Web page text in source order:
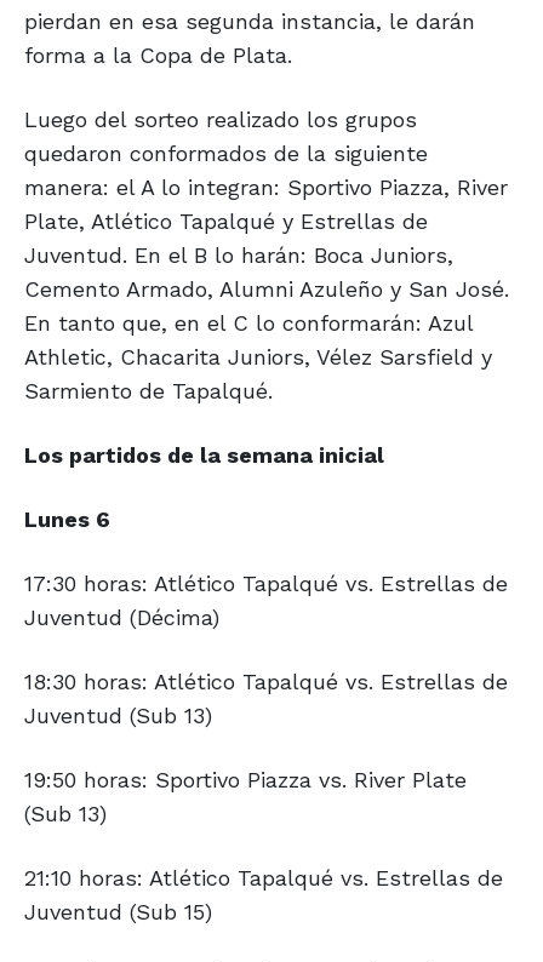
pierdan en esa segunda instancia, le darán
forma a la Copa de Plata.
Luego del sorteo realizado los grupos
quedaron conformados de la siguiente
manera: el A lo integran: Sportivo Piazza, River
Plate, Atlético Tapalqué y Estrellas de
Juventud. En el B lo harán: Boca Juniors,
Cemento Armado, Alumni Azuleño y San José.
En tanto que, en el C lo conformarán: Azul
Athletic, Chacarita Juniors, Vélez Sarsfield y
Sarmiento de Tapalqué.
Los partidos de la semana inicial
Lunes 6
17:30 horas: Atlético Tapalqué vs. Estrellas de
Juventud (Décima)
18:30 horas: Atlético Tapalqué vs. Estrellas de
Juventud (Sub 13)
19:50 horas: Sportivo Piazza vs. River Plate
(Sub 13)
21:10 horas: Atlético Tapalqué vs. Estrellas de
Juventud (Sub 15)